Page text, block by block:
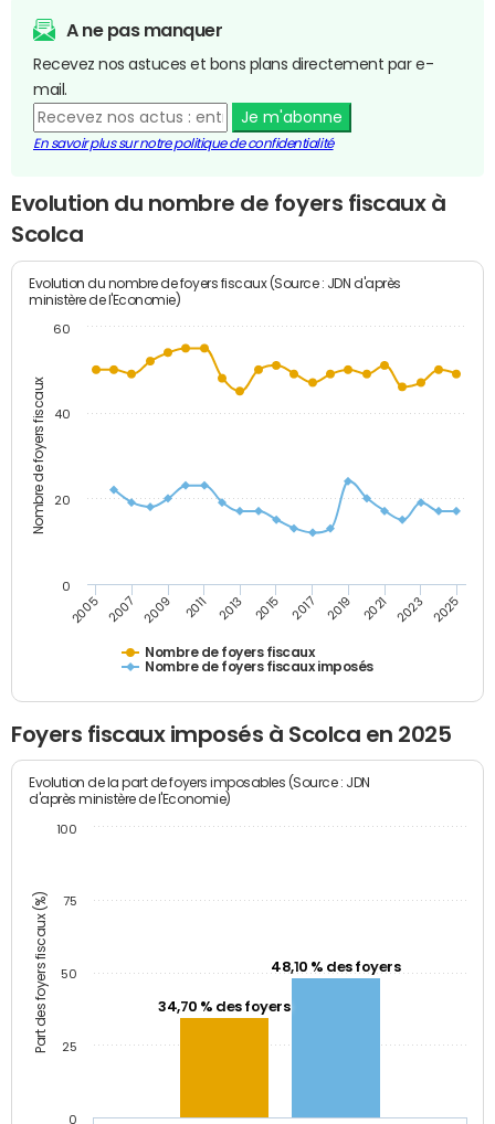
A ne pas manquer
Recevez nos astuces et bons plans directement par e-
mail.
Je m'abonne
En savoir plus sur notre politique de confidentialité
Evolution du nombre de foyers fiscaux à
Scolca
Nombre de foyers fiscaux
Evolution du nombre de foyers fiscaux (Source : JDN d'après
ministère de l'Economie)
Nombre de foyers fiscaux
Nombre de foyers fiscaux imposés
2005 2007 2009 2011 2013 2015 2017 2019 2021 2023 2025
0
20
40
60
Foyers fiscaux imposés à Scolca en 2025
Part des foyers fiscaux (%)
Evolution de la part de foyers imposables (Source : JDN
d'après ministère de l'Economie)
34,70 % des foyers
48,10 % des foyers
0
25
50
75
100